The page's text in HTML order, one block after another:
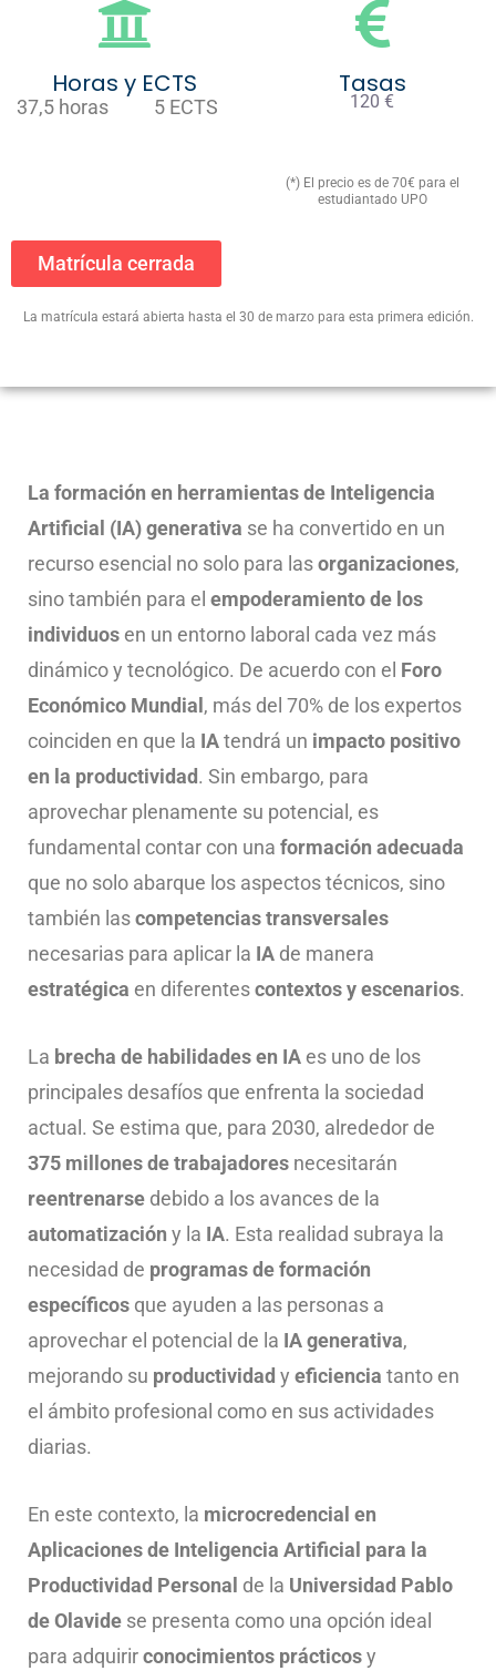
Horas y ECTS
37,5 horas 5 ECTS
Tasas
120 €
(*) El precio es de 70€ para el
estudiantado UPO
Matrícula cerrada
La matrícula estará abierta hasta el 30 de marzo para esta primera edición.
La formación en herramientas de Inteligencia
Artificial (IA) generativa se ha convertido en un
recurso esencial no solo para lasorganizaciones,
sino también para el empoderamiento de los
individuos en un entorno laboral cada vez más
dinámico y tecnológico. De acuerdo con el Foro
Económico Mundial , más del 70% de los expertos
coinciden en que la IAtendrá un impacto positivo
en la productividad. Sin embargo, para
aprovechar plenamente su potencial, es
fundamental contar con una formación adecuada
que no solo abarque los aspectos técnicos, sino
también lascompetencias transversales
necesarias para aplicar la IA de manera
estratégica en diferentescontextos y escenarios.
La brecha de habilidades en IA es uno de los
principales desafíos que enfrenta la sociedad
actual. Se estima que, para 2030, alrededor de
375 millones de trabajadores necesitarán
reentrenarse debido a los avances de la
automatización y la IA. Esta realidad subraya la
necesidad de programas de formación
específicos que ayuden a las personas a
aprovechar el potencial de la IA generativa,
mejorando su productividad y eficiencia tanto en
el ámbito profesional como en sus actividades
diarias.
En este contexto, la microcredencial en
Aplicaciones de Inteligencia Artificial para la
Productividad Personal de la Universidad Pablo
de Olavide se presenta como una opción ideal
para adquirirconocimientos prácticosy